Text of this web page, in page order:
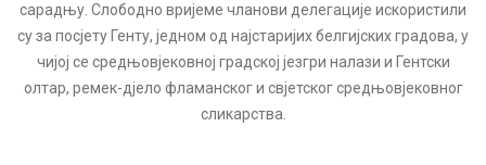
сарадњу. Слободно вријеме чланови делегације искористили
су за посјету Генту, једном од најстаријих белгијских градова, у
чијој се средњовјековној градској језгри налази и Гентски
олтар, ремек-дјело фламанског и свјетског средњовјековног
сликарства.